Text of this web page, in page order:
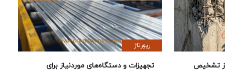
تشخیص
رپورتاژ
تجهیزات و دستگاه‌های موردنیاز برای